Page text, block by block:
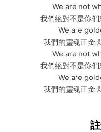
We are not
我們絕對不是你
We are
我們的靈魂正金
We are not
我們絕對不是你
We are
我們的靈魂正金